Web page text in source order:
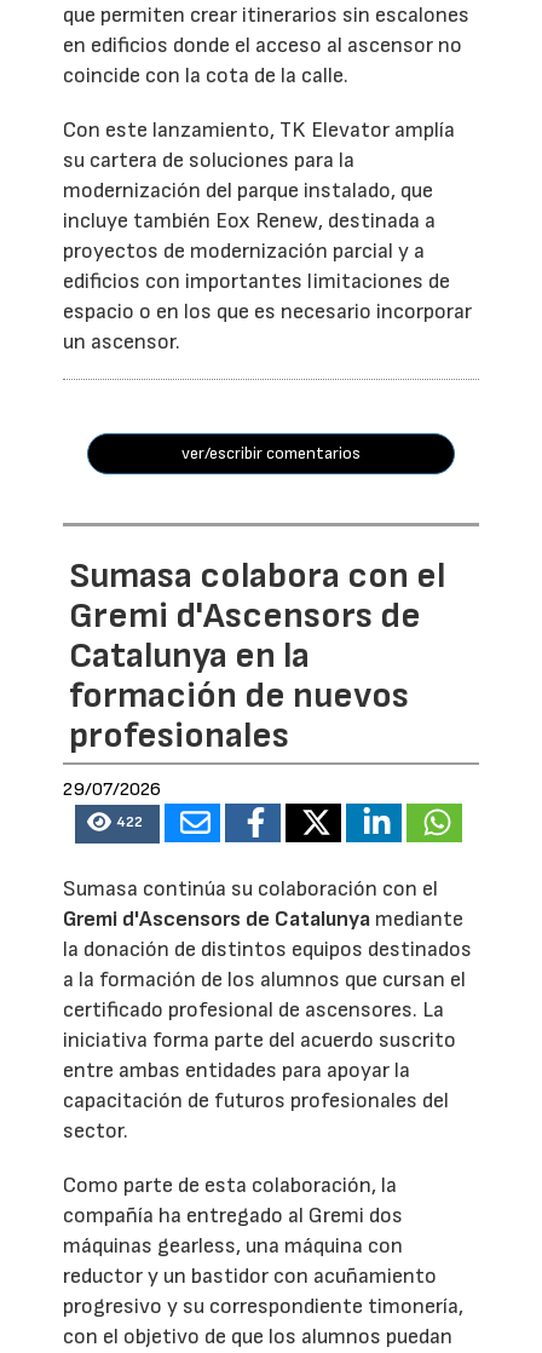
que permiten crear itinerarios sin escalones
en edificios donde el acceso al ascensor no
coincide con la cota de la calle.
Con este lanzamiento, TK Elevator amplía
su cartera de soluciones para la
modernización del parque instalado, que
incluye también Eox Renew, destinada a
proyectos de modernización parcial y a
edificios con importantes limitaciones de
espacio o en los que es necesario incorporar
un ascensor.
ver/escribir comentarios
Sumasa colabora con el
Gremi d'Ascensors de
Catalunya en la
formación de nuevos
profesionales
29/07/2026
422
Sumasa continúa su colaboración con el
Gremi d'Ascensors de Catalunya mediante
la donación de distintos equipos destinados
a la formación de los alumnos que cursan el
certificado profesional de ascensores. La
iniciativa forma parte del acuerdo suscrito
entre ambas entidades para apoyar la
capacitación de futuros profesionales del
sector.
Como parte de esta colaboración, la
compañía ha entregado al Gremi dos
máquinas gearless, una máquina con
reductor y un bastidor con acuñamiento
progresivo y su correspondiente timonería,
con el objetivo de que los alumnos puedan